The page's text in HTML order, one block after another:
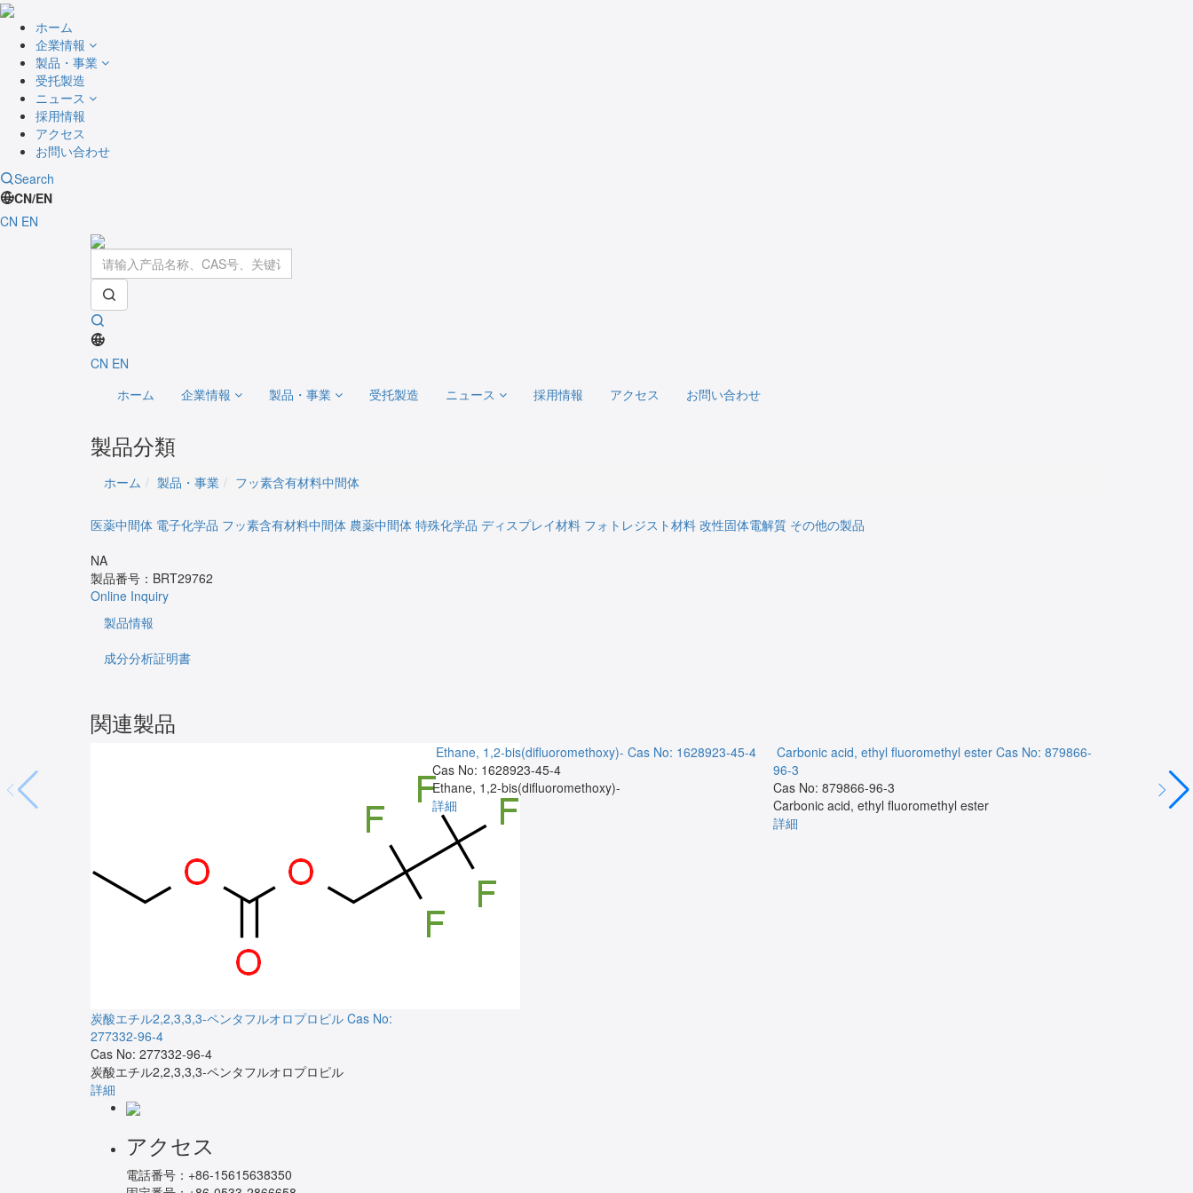
ホーム
企業情報
製品・事業
受托製造
ニュース
採用情報
アクセス
お問い合わせ
Search
CN/EN
CN EN
CN EN
ホーム
企業情報 製品・事業 受托製造 ニュース 採用情報 アクセス お問い合わせ
製品分類
ホーム 製品・事業 フッ素含有材料中間体
医薬中間体 電子化学品 フッ素含有材料中間体 農薬中間体 特殊化学品 ディスプレイ材料 フォトレジスト材料 改性固体電解質 その他の製品
NA
製品番号： BRT29762
Online Inquiry
製品情報
成分分析証明書
関連製品
炭酸エチル2,2,3,3,3-ペンタフルオロプロピル Cas No:
277332-96-4
Cas No: 277332-96-4
炭酸エチル2,2,3,3,3-ペンタフルオロプロピル
詳細
Ethane, 1,2-bis(difluoromethoxy)- Cas No: 1628923-45-4
Cas No: 1628923-45-4
Ethane, 1,2-bis(difluoromethoxy)-
詳細
Carbonic acid, ethyl fluoromethyl ester Cas No: 879866-
96-3
Cas No: 879866-96-3
Carbonic acid, ethyl fluoromethyl ester
詳細
アクセス
電話番号： +86-15615638350